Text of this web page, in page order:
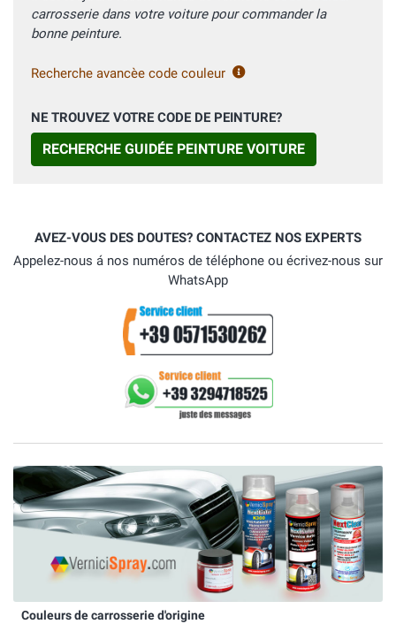
carrosserie dans votre voiture pour commander la
bonne peinture.
Recherche avancèe code couleur
NE TROUVEZ VOTRE CODE DE PEINTURE?
RECHERCHE GUIDÉE PEINTURE VOITURE
AVEZ-VOUS DES DOUTES? CONTACTEZ NOS EXPERTS
Appelez-nous á nos numéros de téléphone ou écrivez-nous sur
WhatsApp
Couleurs de carrosserie d'origine